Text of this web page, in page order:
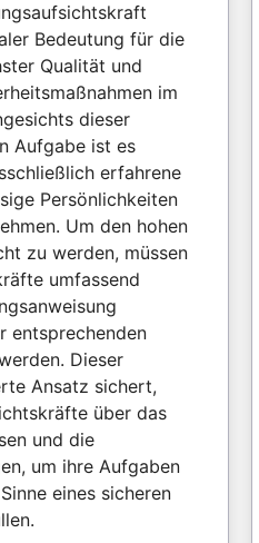
Bedeutung für die
Qualität und
im
dieser
Aufgabe ist es
erfahrene
Persönlichkeiten
Um den hohen
zu werden, müssen
umfassend
entsprechenden
Dieser
Ansatz sichert,
über das
und die
um ihre Aufgaben
eines sicheren